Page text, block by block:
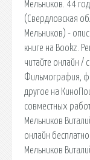
Мельников. 44
(Свердловская
Мельников) -
книге на Bookz.
читайте онлайн /
Фильмография,
другое на
совместных
Мельников
онлайн
Мельников